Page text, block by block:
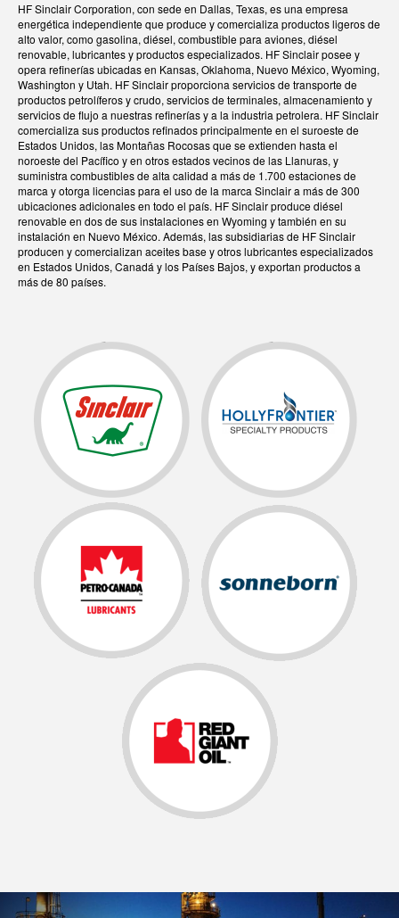
HF Sinclair Corporation, con sede en Dallas, Texas, es una empresa
energética independiente que produce y comercializa productos ligeros de
alto valor, como gasolina, diésel, combustible para aviones, diésel
renovable, lubricantes y productos especializados. HF Sinclair posee y
opera refinerías ubicadas en Kansas, Oklahoma, Nuevo México, Wyoming,
Washington y Utah. HF Sinclair proporciona servicios de transporte de
productos petrolíferos y crudo, servicios de terminales, almacenamiento y
servicios de flujo a nuestras refinerías y a la industria petrolera. HF Sinclair
comercializa sus productos refinados principalmente en el suroeste de
Estados Unidos, las Montañas Rocosas que se extienden hasta el
noroeste del Pacífico y en otros estados vecinos de las Llanuras, y
suministra combustibles de alta calidad a más de 1.700 estaciones de
marca y otorga licencias para el uso de la marca Sinclair a más de 300
ubicaciones adicionales en todo el país. HF Sinclair produce diésel
renovable en dos de sus instalaciones en Wyoming y también en su
instalación en Nuevo México. Además, las subsidiarias de HF Sinclair
producen y comercializan aceites base y otros lubricantes especializados
en Estados Unidos, Canadá y los Países Bajos, y exportan productos a
más de 80 países.